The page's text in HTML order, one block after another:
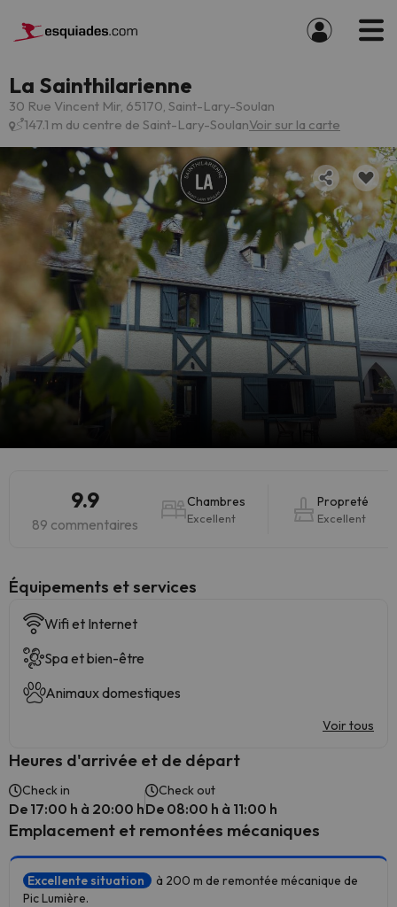
La Sainthilarienne
30 Rue Vincent Mir, 65170, Saint-Lary-Soulan
147.1 m du centre de Saint-Lary-SoulanVoir sur la carte
9.9
89 commentaires
Chambres
Excellent
Propreté
Excellent
​Équipements et services
Wifi et Internet
Spa et bien-être
Animaux domestiques
Voir tous
Heures d'arrivée et de départ
Check in
De 17:00 h à 20:00 h
Check out
De 08:00 h à 11:00 h
Emplacement et remontées mécaniques
Excellente situation
à 200 m de remontée mécanique de
Pic Lumière.